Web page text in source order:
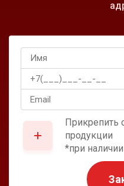
Прикрепить
продукции
*при наличии